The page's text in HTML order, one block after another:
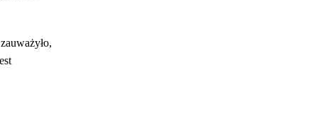
zauważyło,